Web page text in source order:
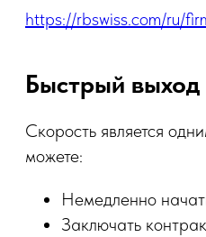
https://rbswiss.com/ru/
Быстрый
Скорость является
можете:
Немедленно
Заключать